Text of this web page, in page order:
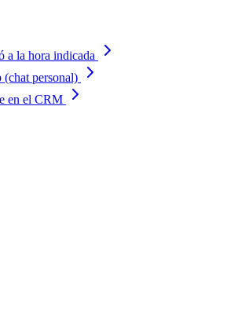
a la hora indicada
personal)
en el CRM